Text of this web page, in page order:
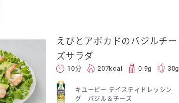
えびとアボカドのバジルチー
ズサラダ
10分 207kcal 0.9g 30g
キユーピー テイスティドレッシン
グ バジル＆チーズ